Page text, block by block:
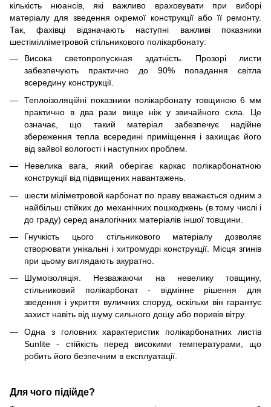
кількість нюансів, які важливо враховувати при виборі
матеріалу для зведення окремої конструкції або її ремонту.
Так, фахівці відзначають наступні важливі показники
шестімілліметровой стільникового полікарбонату:
Висока светопропускная здатність. Прозорі листи
забезпечують практично до 90% попадання світла
всередину конструкції.
Теплоізоляційні показники полікарбонату товщиною 6 мм
практично в два рази вище ніж у звичайного скла. Це
означає, що такий матеріал забезпечує надійне
збереження тепла всередині приміщення і захищає його
від зайвої вологості і наступних проблем.
Невелика вага, який оберігає каркас полікарбонатною
конструкції від підвищених навантажень.
шести міліметровой карбонат по праву вважається одним з
найбільш стійких до механічних пошкоджень (в тому числі і
до граду) серед аналогічних матеріалів іншої товщини.
Гнучкість цього стільникового матеріалу дозволяє
створювати унікальні і хитромудрі конструкції. Місця згинів
при цьому виглядають акуратно.
Шумоізоляція. Незважаючи на невелику товщину,
стільниковий полікарбонат - відмінне рішення для
зведення і укриття вуличних споруд, оскільки він гарантує
захист навіть від шуму сильного дощу або поривів вітру.
Одна з головних характеристик полікарбонатних листів
Sunlite - стійкість перед високими температурами, що
робить його безпечним в експлуатації.
Для чого підійде?